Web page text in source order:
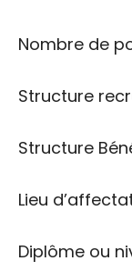
Nombre de
Structure
Structure
Lieu
Diplôme ou